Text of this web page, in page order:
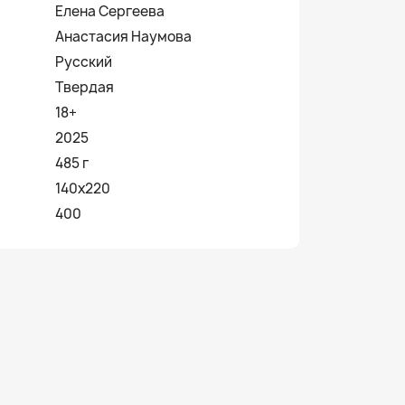
Елена Сергеева
Анастасия Наумова
Русский
Твердая
18+
2025
485 г
140х220
400